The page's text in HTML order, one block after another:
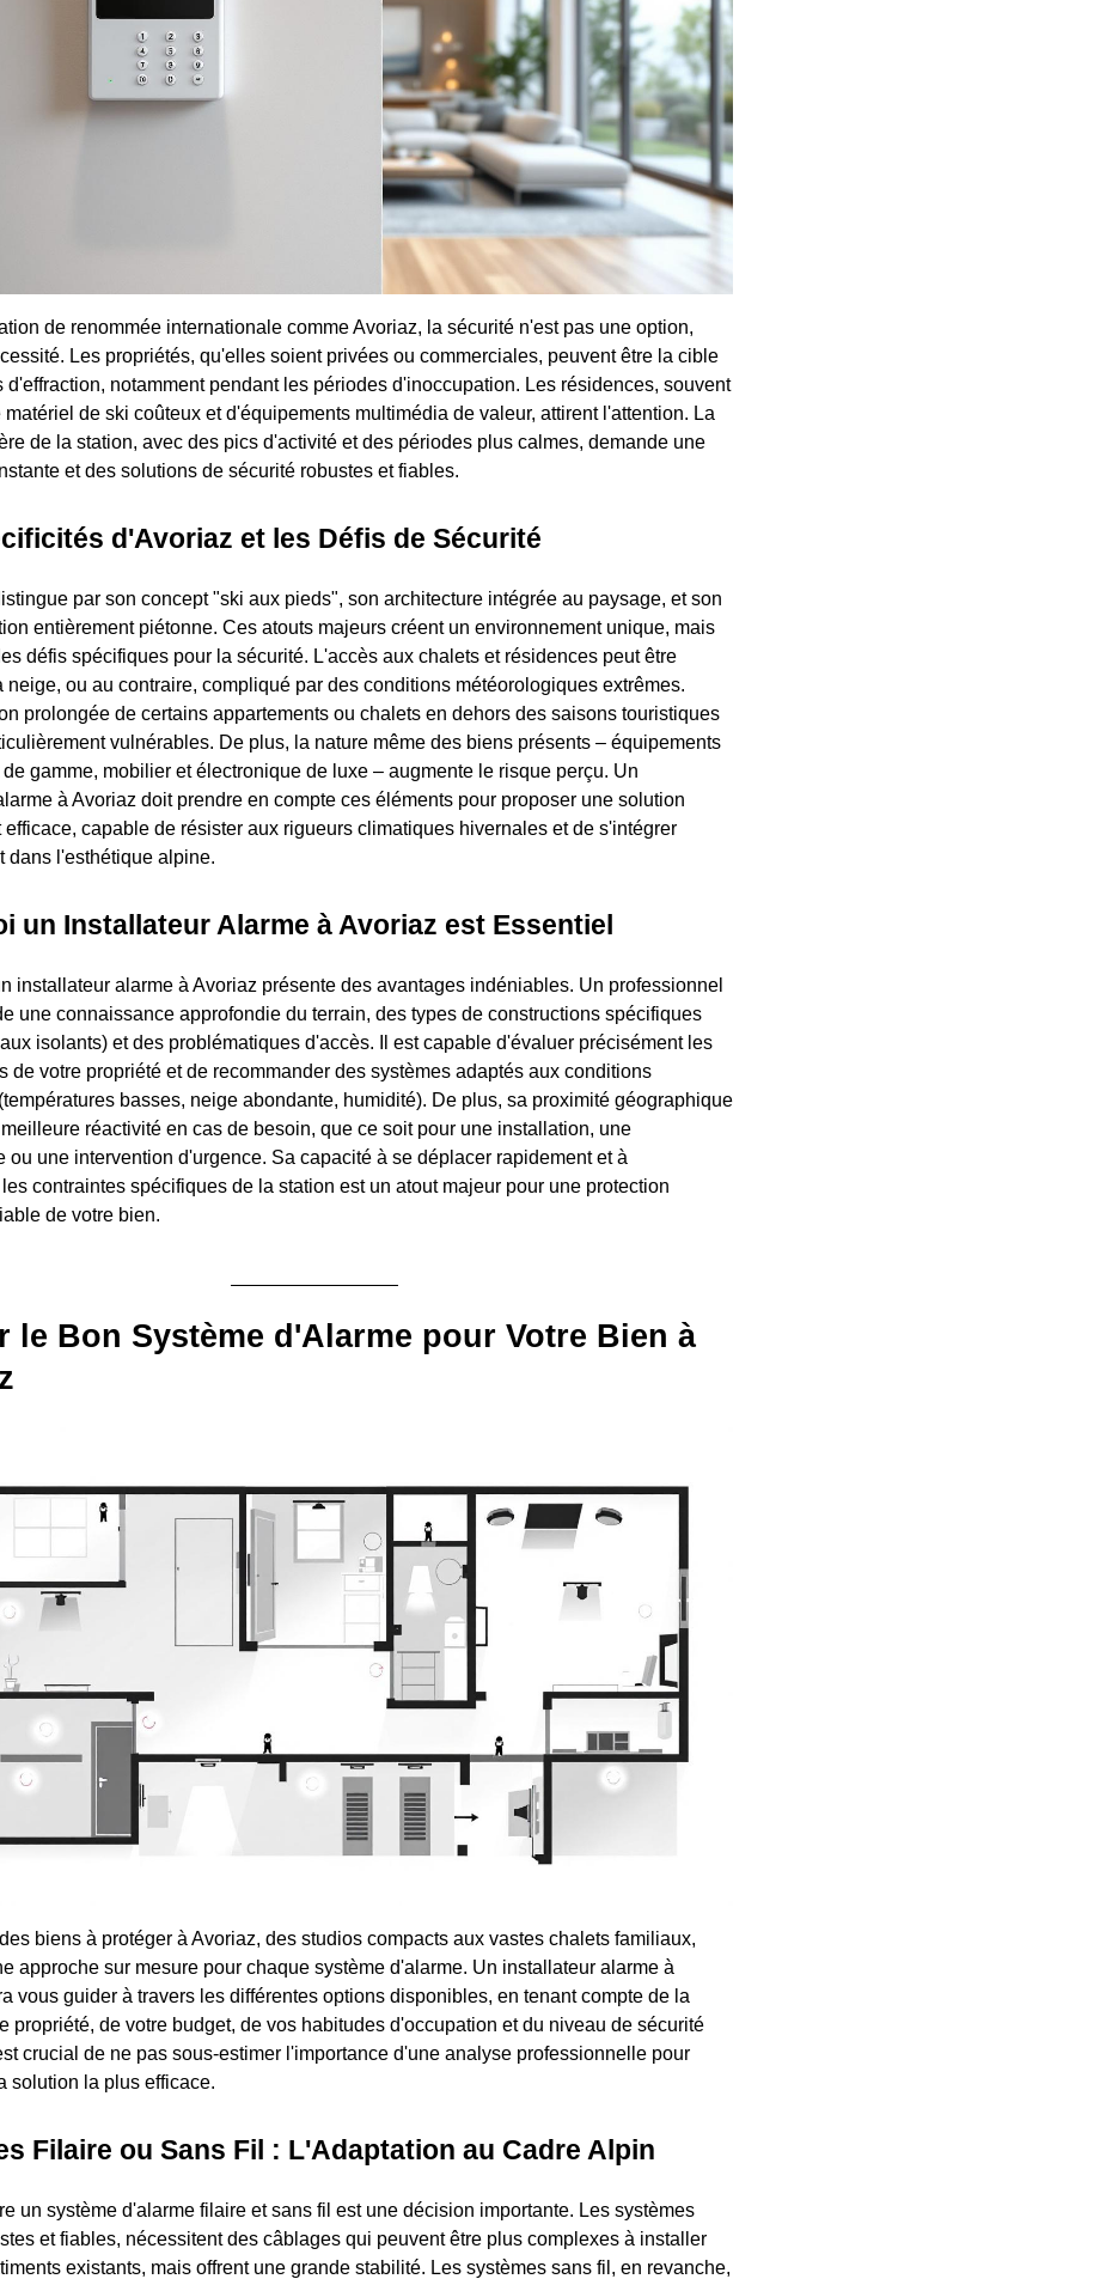
de renommée internationale comme Avoriaz, la sécurité n'est pas une option,
Les propriétés, qu'elles soient privées ou commerciales, peuvent être la cible
d'effraction, notamment pendant les périodes d'inoccupation. Les résidences, souvent
de ski coûteux et d'équipements multimédia de valeur, attirent l'attention. La
de la station, avec des pics d'activité et des périodes plus calmes, demande une
et des solutions de sécurité robustes et fiables.
d'Avoriaz et les Défis de Sécurité
par son concept "ski aux pieds", son architecture intégrée au paysage, et son
entièrement piétonne. Ces atouts majeurs créent un environnement unique, mais
défis spécifiques pour la sécurité. L'accès aux chalets et résidences peut être
neige, ou au contraire, compliqué par des conditions météorologiques extrêmes.
prolongée de certains appartements ou chalets en dehors des saisons touristiques
vulnérables. De plus, la nature même des biens présents – équipements
gamme, mobilier et électronique de luxe – augmente le risque perçu. Un
à Avoriaz doit prendre en compte ces éléments pour proposer une solution
efficace, capable de résister aux rigueurs climatiques hivernales et de s'intégrer
dans l'esthétique alpine.
un Installateur Alarme à Avoriaz est Essentiel
installateur alarme à Avoriaz présente des avantages indéniables. Un professionnel
une connaissance approfondie du terrain, des types de constructions spécifiques
isolants) et des problématiques d'accès. Il est capable d'évaluer précisément les
de votre propriété et de recommander des systèmes adaptés aux conditions
basses, neige abondante, humidité). De plus, sa proximité géographique
réactivité en cas de besoin, que ce soit pour une installation, une
ou une intervention d'urgence. Sa capacité à se déplacer rapidement et à
contraintes spécifiques de la station est un atout majeur pour une protection
de votre bien.
le Bon Système d'Alarme pour Votre Bien à
biens à protéger à Avoriaz, des studios compacts aux vastes chalets familiaux,
approche sur mesure pour chaque système d'alarme. Un installateur alarme à
vous guider à travers les différentes options disponibles, en tenant compte de la
propriété, de votre budget, de vos habitudes d'occupation et du niveau de sécurité
crucial de ne pas sous-estimer l'importance d'une analyse professionnelle pour
solution la plus efficace.
Filaire ou Sans Fil : L'Adaptation au Cadre Alpin
un système d'alarme filaire et sans fil est une décision importante. Les systèmes
et fiables, nécessitent des câblages qui peuvent être plus complexes à installer
existants, mais offrent une grande stabilité. Les systèmes sans fil, en revanche,